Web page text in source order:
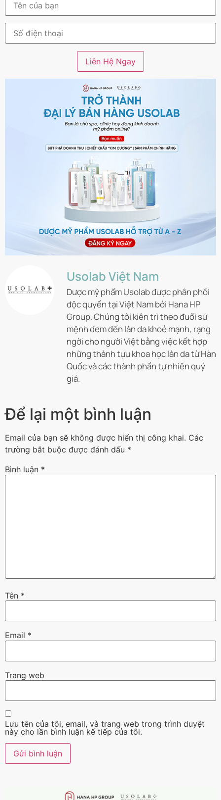
Usolab Việt Nam
Dược mỹ phẩm Usolab được phân phối
độc quyền tại Việt Nam bởi Hana HP
Group. Chúng tôi kiên trì theo đuổi sứ
mệnh đem đến làn da khoẻ mạnh, rạng
ngời cho người Việt bằng việc kết hợp
những thành tựu khoa học làn da từ Hàn
Quốc và các thành phần tự nhiên quý
giá.
Để lại một bình luận
Email của bạn sẽ không được hiển thị công khai. Các
trường bắt buộc được đánh dấu *
Bình luận *
Tên *
Email *
Trang web
Lưu tên của tôi, email, và trang web trong trình duyệt
này cho lần bình luận kế tiếp của tôi.